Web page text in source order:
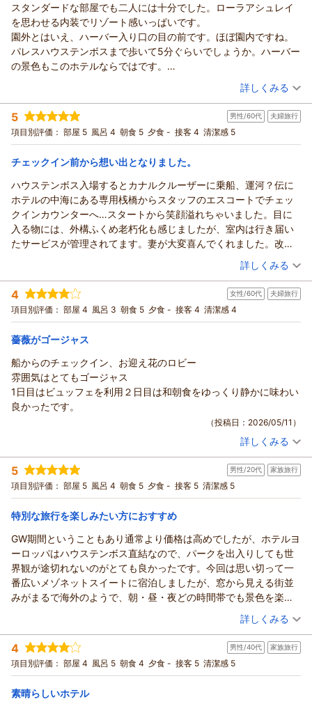
ボスへ是非ともまた足をお運び下さいませ。心よりお待ち申し
上げております。
（返信日：2026/05/26）
先日は、ホテルヨーロッパにご宿泊頂き、誠にありがとうござ
いました。また、この度は、ご帰宅後のお忙しい時間を割い
て、ご丁寧なるご意見、ご感想をお寄せ頂きましたこと、重ね
て御礼申し上げます。とても大切な記念日でのご旅行の場所
に、数ある施設の中から当ホテルをお選び頂きましたこと、そ
して、ご滞在中は充分にご満喫頂けましたご様子が伺い知れ、
大変嬉しく思っております。そして何より、私共も、良き思い
出づくりの一役を担うことが少しでもできましたことを、光栄
に存じております。これからも、お越し下さるお客様に、期待
を超える喜びと感動を感じて頂けるサービスのご提供ができる
よう、ホストクルー一同より一層の努力を重ねて参りますの
た近い将来のご帰館を心よりお待ち致しております。
（返信日：2026/05/23）
スタンダードな部屋でも二人には十分でした。ローラアシュレイ
を思わせる内装でリゾート感いっぱいです。
園外とはいえ、ハーバー入り口の目の前です。ほぼ園内ですね。
パレスハウステンボスまで歩いて5分ぐらいでしょうか。ハーバー
の景色もこのホテルならではです。
連泊しましたが朝食はビュッフェは人が多すぎてちょっと落ち着
きませんね。翌日は和食レストランを利用しましたが、混雑とは
無縁でゆっくりといただけました。ひとつひとつのお料理が質が
高くおすすめです。次回はアドミラルでの朝食を食べてみたい
な。
迎バスはとても混雑していました。
翌日のパークチケット、大劇場の有料席招待、近くの温泉無料券
送迎付き、長崎空港往復エアポートバスが利用できたり、特典を
考えたらかなりおすすめだと思います。エアポートバスは早めに
予約をいれないと満席になるのでご注意を。
ランチにデアドミラルでコースをいただきました。優雅な雰囲気
方にはおすすめのホテルだと思います。今回の目的はバラを見る
ことでした。5月のバラ祭りは最高でした。
（投稿日：2026/05/12）
宿泊時期： 2026年05月宿泊 (夫婦旅行)
投稿者： リタさん
宿泊プラン： 【じゃらんスペシャルウィーク】 ハウステンボスステイプラン
（朝食付き)
ツイン 朝のみ
宿泊価格帯： 24,001～25,000円(大人一人あたり/税込)
ホテルヨーロッパ ハウステンボスからの返信
この度は、ホテルヨーロッパにご宿泊賜り誠にありがとうござ
いました。また、ご帰宅後の貴重なお時間を割いてご投稿賜り
ましたこと、重ねて御礼申し上げます。
色とりどりの薔薇に包まれたハウステンボスでのひと時を優雅
にお過ごし頂け、お部屋やご朝食、ご宿泊特典にもご満足頂け
ましたこと、大変嬉しく思っております。是非、また機会がご
ざいましたら、再びご帰館いただき、デ アドミラルでのご朝食
をお楽しみいただけますことを切に願っております。これから
も、お越し下さるお客様に、期待を超える喜びと感動を感じて
頂けますよう、スタッフ一同、より一層の努力を重ねて参りま
非また近い将来のご帰館を心よりお待ち致しております。
詳しくみる
5 男性/60代 夫婦旅行
項目別評価： 部屋 5 風呂 4 朝食 5 夕食 - 接客 4 清潔感 5
チェックイン前から想い出となりました。
ハウステンボス入場するとカナルクルーザーに乗船、運河？伝に
ホテルの中海にある専用桟橋からスタッフのエスコートでチェッ
クインカウンターへ…スタートから笑顔溢れちゃいました。目に
入る物には、外構ふくめ老朽化も感じましたが、室内は行き届い
たサービスが管理されてます。妻が大変喜んでくれました。改め
（投稿日：2026/05/11）
宿泊時期： 2026年04月宿泊 (夫婦旅行)
投稿者： ヒデちゃんさん
宿泊プラン： 【75日前までの早期割】リゾートプラン（朝食付き）
朝のみ
宿泊価格帯： 20,001～21,000円(大人一人あたり/税込)
ホテルヨーロッパ ハウステンボスからの返信
先日は、ホテルヨーロッパにご宿泊頂き、誠にありがとうござ
いました。また、ご帰宅後のお忙しい時間を割いて、貴重なご
意見をお寄せ頂きましたこと、重ねて御礼申し上げます。ホテ
ルヨーロッパ専用クルーザーでのチェックインで特別感を、そ
して、当ホテルご宿泊のお客様にご利用頂ける特典で、存分に
ご満喫頂けましたご様子が伺い知れ、大変嬉しく思っておりま
す。しかしながら、外構などの老朽化の件に関しましては、ご
不快なをお掛けしてしまい誠に申し訳ございませんでした。改
ロッパをご愛顧賜りますようお願い申し上げますととともに、
また近い将来のご帰館を心よりお待ち申し上げております。
（返信日：2026/05/13）
詳しくみる
4 女性/60代 夫婦旅行
項目別評価： 部屋 4 風呂 3 朝食 5 夕食 - 接客 4 清潔感 4
薔薇がゴージャス
船からのチェックイン、お迎え花のロビー
雰囲気はとてもゴージャス
1日目はビュッフェを利用２日目は和朝食をゆっくり静かに味わい
良かったです。
（投稿日：2026/05/11）
投稿者： Yuさん(女性/60代)
宿泊プラン： 【ハウステンボス最上位ホテル】ホテルヨーロッパ リゾートプ
ラン（朝食付き）
ツイン 朝のみ
宿泊価格帯： 30,001円以上(大人一人あたり/税込)
先日は、ホテルヨーロッパにご宿泊頂き、誠にありがとうござ
いました。また、この度は、ご帰宅後のお忙しい時間を割い
て、ご丁寧なるご感想をお寄せ頂きましたこと、重ねて御礼申
し上げます。ホテルクルーザーでのチェックイン、ロビーの装
花、2日間の異なるご朝食メニューなど、ご滞在を充分にご満喫
頂けましたご様子が伺い取れ、大変嬉しく、ほっと安堵致して
おります。このようなお言葉を頂戴できますことが、私共にと
りまして何よりもの励みとなります。心より感謝申し上げま
す。これからも、お越し下さる全ての皆様に、期待を超える喜
びと感動を感じて頂けますよう、スタッフ一同、より一層の努
力を重ねて参りますので、末永いご愛顧を賜りますようお願い
詳しくみる
5 男性/20代 家族旅行
項目別評価： 部屋 5 風呂 4 朝食 5 夕食 - 接客 5 清潔感 5
特別な旅行を楽しみたい方におすすめ
GW期間ということもあり通常より価格は高めでしたが、ホテルヨ
ーロッパはハウステンボス直結なので、パークを出入りしても世
界観が途切れないのがとても良かったです。今回は思い切って一
番広いメゾネットスイートに宿泊しましたが、窓から見える街並
みがまるで海外のようで、朝・昼・夜どの時間帯でも景色を楽し
部屋についているお風呂は1階と2階で少し設備や雰囲気に差があ
るように感じたため、そこだけ星4評価です。また、ハウステンボ
ス温泉も利用しましたが、GW期間で子ども連れの方が多く、静か
にゆっくり入浴したい人には少し賑やかに感じるかもしれませ
朝食付きプランでしたが夕食は付いていないため、夜はハウステ
（投稿日：2026/05/10）
宿泊時期： 2026年05月宿泊 (家族旅行)
投稿者： しんたろうさん
宿泊プラン： 【憧れのスイートルームに泊まる】ホテルヨーロッパリゾート
プラン（朝食付き）/2026年4月～
4ベッド 朝のみ
宿泊価格帯： 30,001円以上(大人一人あたり/税込)
詳しくみる
4 男性/40代 家族旅行
項目別評価： 部屋 4 風呂 5 朝食 4 夕食 - 接客 5 清潔感 5
素晴らしいホテル